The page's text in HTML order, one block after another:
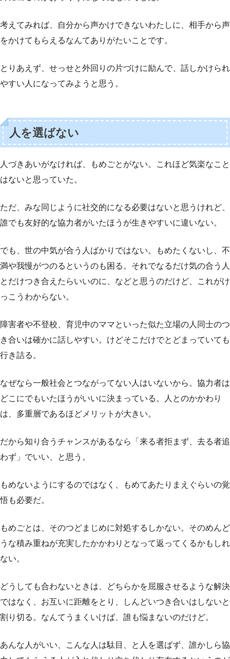
考えてみれば、自分から声かけできないわたしに、相手から声
をかけてもらえるなんてありがたいことです。
とりあえず、せっせと外回りの片づけに励んで、話しかけられ
やすい人になってみようと思う。
人を選ばない
人づきあいがなければ、もめごとがない。これほど気楽なこと
はないと思っていた。
ただ、みな同じように社交的になる必要はないと思うけれど、
誰でも友好的な協力者がいたほうが生きやすいに違いない。
でも、世の中気が合う人ばかりではない。もめたくないし、不
満や我慢がつのるというのも困る。それでなるだけ気の合う人
とだけつき合えたらいいのに、などと思うのだけど、これがけ
っこうわからない。
障害者や不登校、育児中のママといった似た立場の人同士のつ
き合いは確かに話しやすい。けどそこだけでとどまっていても
行き詰る。
なぜなら一般社会とつながってない人はいないから。協力者は
どこにでもいたほうがいいに決まっている。人とのかかわり
は、多重層であるほどメリットが大きい。
だから知り合うチャンスがあるなら「来る者拒まず、去る者追
わず」でいい、と思う。
もめないようにするのではなく、もめてあたりまえぐらいの覚
悟も必要だ。
もめごとは、そのつどまじめに対処するしかない。そのめんど
うな積み重ねが充実したかかわりとなって返ってくるかもしれ
ない。
どうしても合わないときは、どちらかを屈服させるような解決
ではなく、お互いに距離をとり、しんどいつき合いはしないと
割り切る。なんてうまくいけば、誰も悩まないのだけど。
あんな人がいい、こんな人は駄目、と人を選ばず、誰かしら協